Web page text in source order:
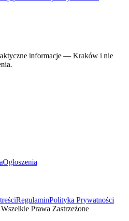
informacje — Kraków i nie
Ogłoszenia
RegulaminPolityka Prywatności
Wszelkie Prawa Zastrzeżone